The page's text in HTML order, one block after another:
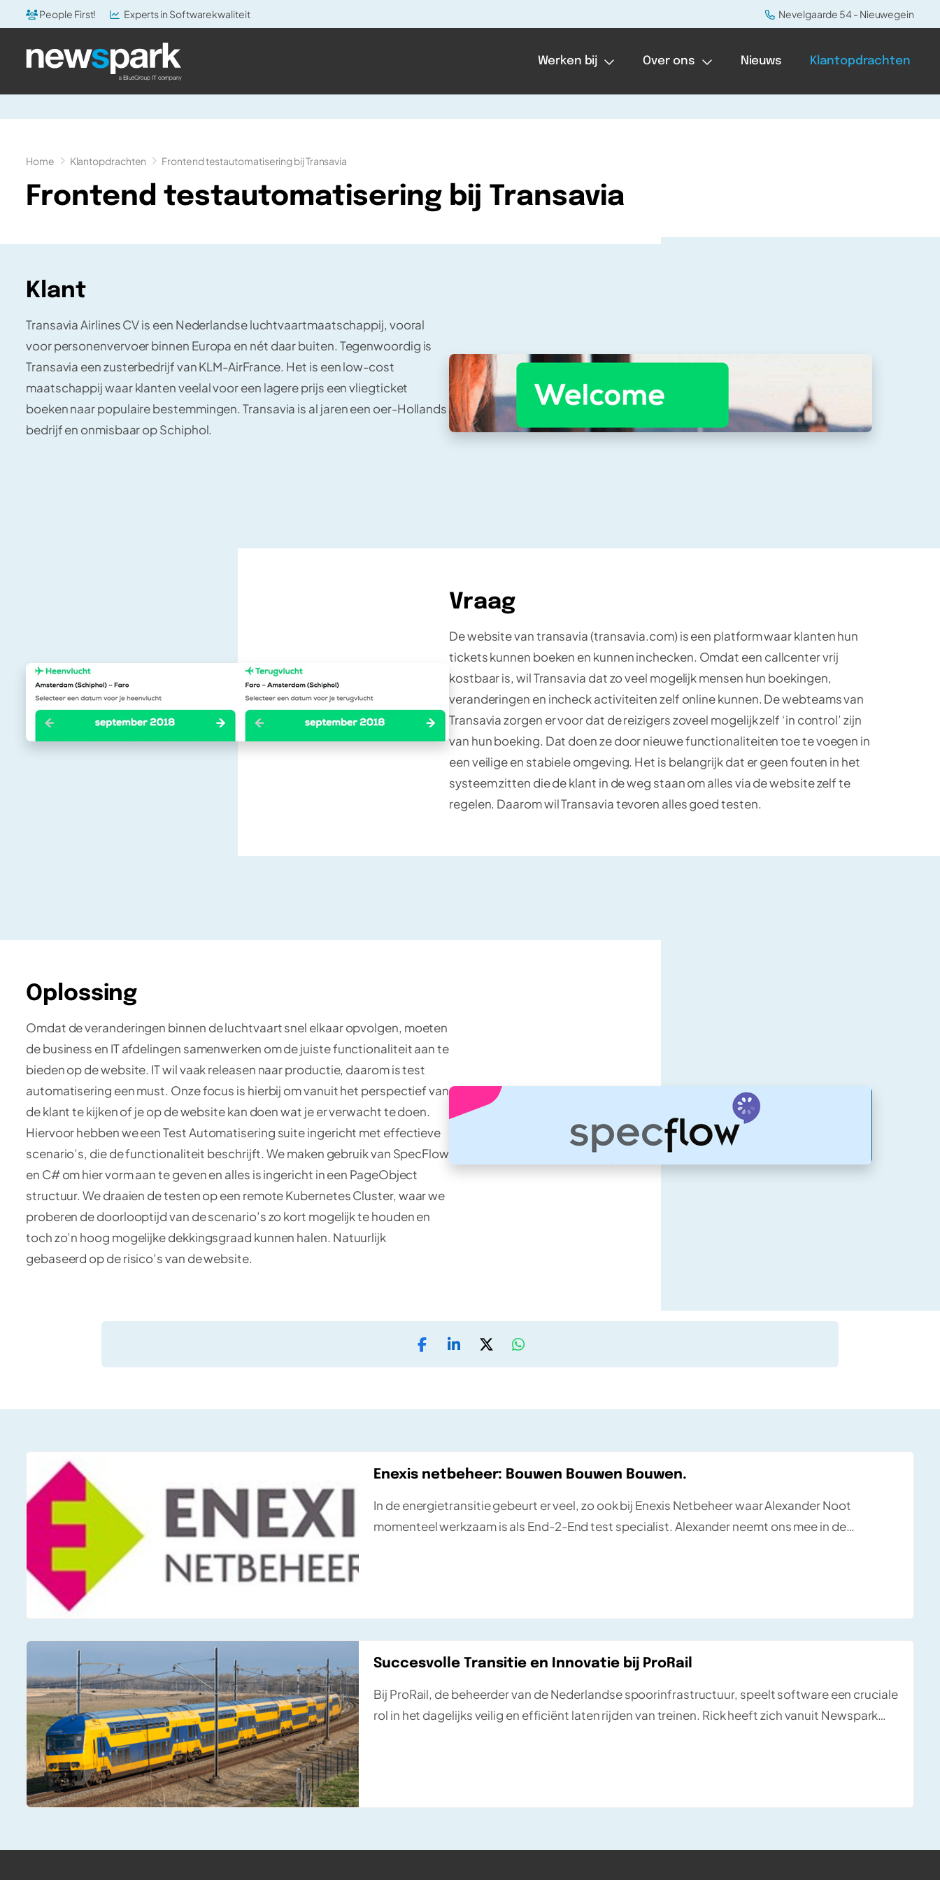
Home Klantopdrachten Frontend testautomatisering bij Transavia
Frontend testautomatisering bij Transavia
Klant
Transavia Airlines CV is een Nederlandse luchtvaartmaatschappij, vooral
voor personenvervoer binnen Europa en nét daar buiten. Tegenwoordig is
Transavia een zusterbedrijf van KLM-AirFrance. Het is een low-cost
maatschappij waar klanten veelal voor een lagere prijs een vliegticket
boeken naar populaire bestemmingen. Transavia is al jaren een oer-Hollands
bedrijf en onmisbaar op Schiphol.
Vraag
De website van transavia (transavia.com) is een platform waar klanten hun
tickets kunnen boeken en kunnen inchecken. Omdat een callcenter vrij
kostbaar is, wil Transavia dat zo veel mogelijk mensen hun boekingen,
veranderingen en incheck activiteiten zelf online kunnen. De webteams van
Transavia zorgen er voor dat de reizigers zoveel mogelijk zelf ‘in control’ zijn
van hun boeking. Dat doen ze door nieuwe functionaliteiten toe te voegen in
een veilige en stabiele omgeving. Het is belangrijk dat er geen fouten in het
systeem zitten die de klant in de weg staan om alles via de website zelf te
regelen. Daarom wil Transavia tevoren alles goed testen.
Oplossing
Omdat de veranderingen binnen de luchtvaart snel elkaar opvolgen, moeten
de business en IT afdelingen samenwerken om de juiste functionaliteit aan te
bieden op de website. IT wil vaak releasen naar productie, daarom is test
automatisering een must. Onze focus is hierbij om vanuit het perspectief van
de klant te kijken of je op de website kan doen wat je er verwacht te doen.
Hiervoor hebben we een Test Automatisering suite ingericht met effectieve
scenario’s, die de functionaliteit beschrijft. We maken gebruik van SpecFlow
en C# om hier vorm aan te geven en alles is ingericht in een PageObject
structuur. We draaien de testen op een remote Kubernetes Cluster, waar we
proberen de doorlooptijd van de scenario’s zo kort mogelijk te houden en
toch zo’n hoog mogelijke dekkingsgraad kunnen halen. Natuurlijk
gebaseerd op de risico’s van de website.
Enexis netbeheer: Bouwen Bouwen Bouwen.
In de energietransitie gebeurt er veel, zo ook bij Enexis Netbeheer waar Alexander Noot
momenteel werkzaam is als End-2-End test specialist. Alexander neemt ons mee in de
Succesvolle Transitie en Innovatie bij ProRail
Bij ProRail, de beheerder van de Nederlandse spoorinfrastructuur, speelt software een cruciale
rol in het dagelijks veilig en efficiënt laten rijden van treinen. Rick heeft zich vanuit Newspark
People First! Experts in Softwarekwaliteit Nevelgaarde 54 - Nieuwegein
Werken bij Over ons Nieuws Klantopdrachten